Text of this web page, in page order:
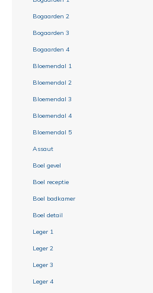
Bogaarden 2
Bogaarden 3
Bogaarden 4
Bloemendal 1
Bloemendal 2
Bloemendal 3
Bloemendal 4
Bloemendal 5
Assaut
Boel gevel
Boel receptie
Boel badkamer
Boel detail
Leger 1
Leger 2
Leger 3
Leger 4